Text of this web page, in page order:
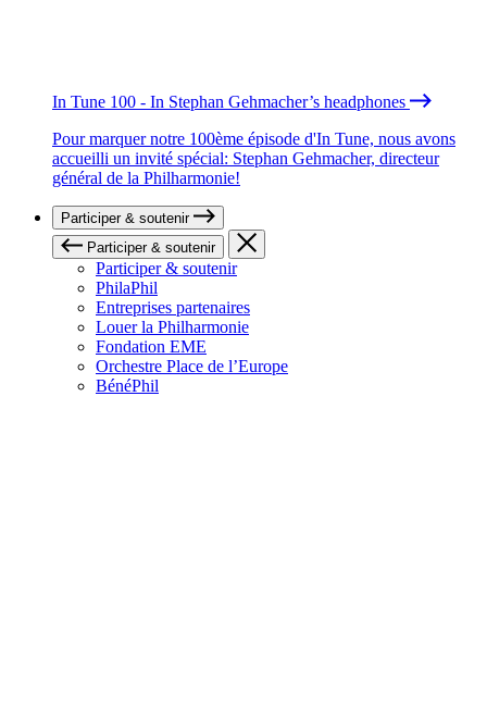
In Tune 100 - In Stephan Gehmacher’s headphones
Pour marquer notre 100ème épisode d'In Tune, nous avons
accueilli un invité spécial: Stephan Gehmacher, directeur
général de la Philharmonie!
Participer & soutenir
Participer & soutenir
Participer & soutenir
PhilaPhil
Entreprises partenaires
Louer la Philharmonie
Fondation EME
Orchestre Place de l’Europe
BénéPhil